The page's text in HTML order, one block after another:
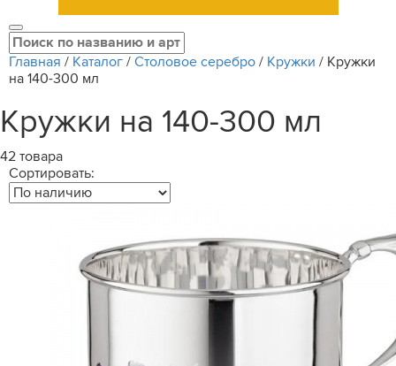
Главная / Каталог / Столовое серебро / Кружки / Кружки
на 140-300 мл
Кружки на 140-300 мл
42 товара
Сортировать: